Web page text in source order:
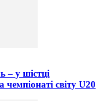
– у шістці
світу U20